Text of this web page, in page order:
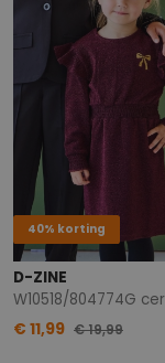
40% korting
D-ZINE
W10518/804774G
€ 11,99 € 19,99